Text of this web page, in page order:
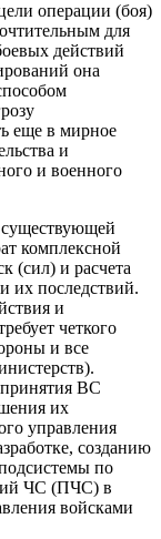
операции (боя)
для
действий
она
еще в мирное
и
и военного
существующей
комплексной
(сил) и расчета
их последствий.
и
четкого
и все
ВС
их
управления
созданию
по
ЧС (ПЧС) в
войсками